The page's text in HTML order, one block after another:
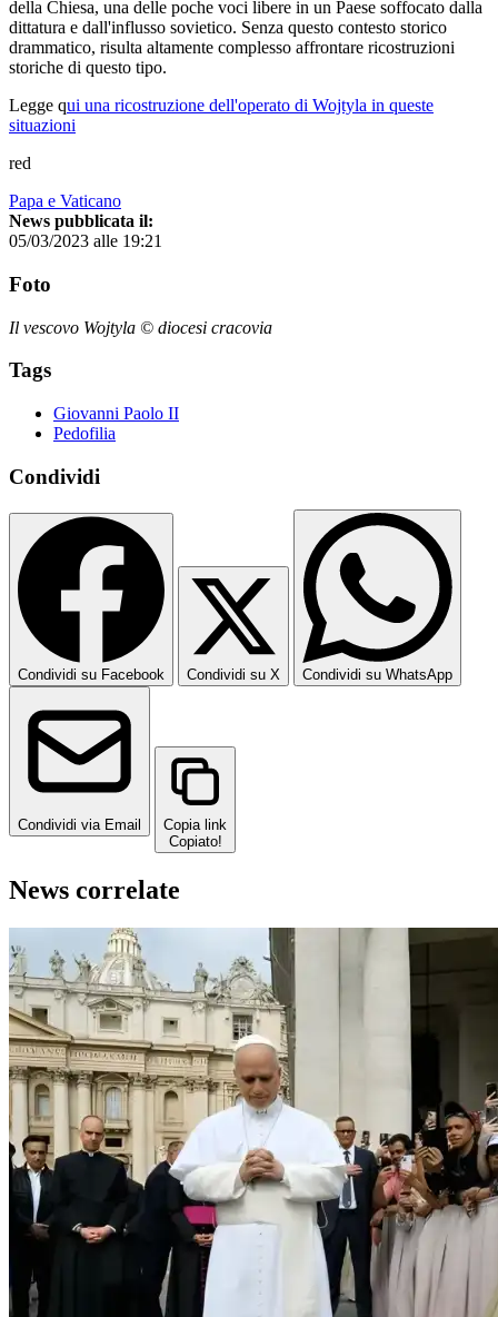
della Chiesa, una delle poche voci libere in un Paese soffocato dalla
dittatura e dall'influsso sovietico. Senza questo contesto storico
drammatico, risulta altamente complesso affrontare ricostruzioni
storiche di questo tipo.
Legge qui una ricostruzione dell'operato di Wojtyla in queste
situazioni
red
Papa e Vaticano
News pubblicata il:
05/03/2023 alle 19:21
Foto
Il vescovo Wojtyla © diocesi cracovia
Tags
Giovanni Paolo II
Pedofilia
Condividi
Condividi su Facebook Condividi su X Condividi su WhatsApp
Condividi via Email
Copia link
Copiato!
News correlate